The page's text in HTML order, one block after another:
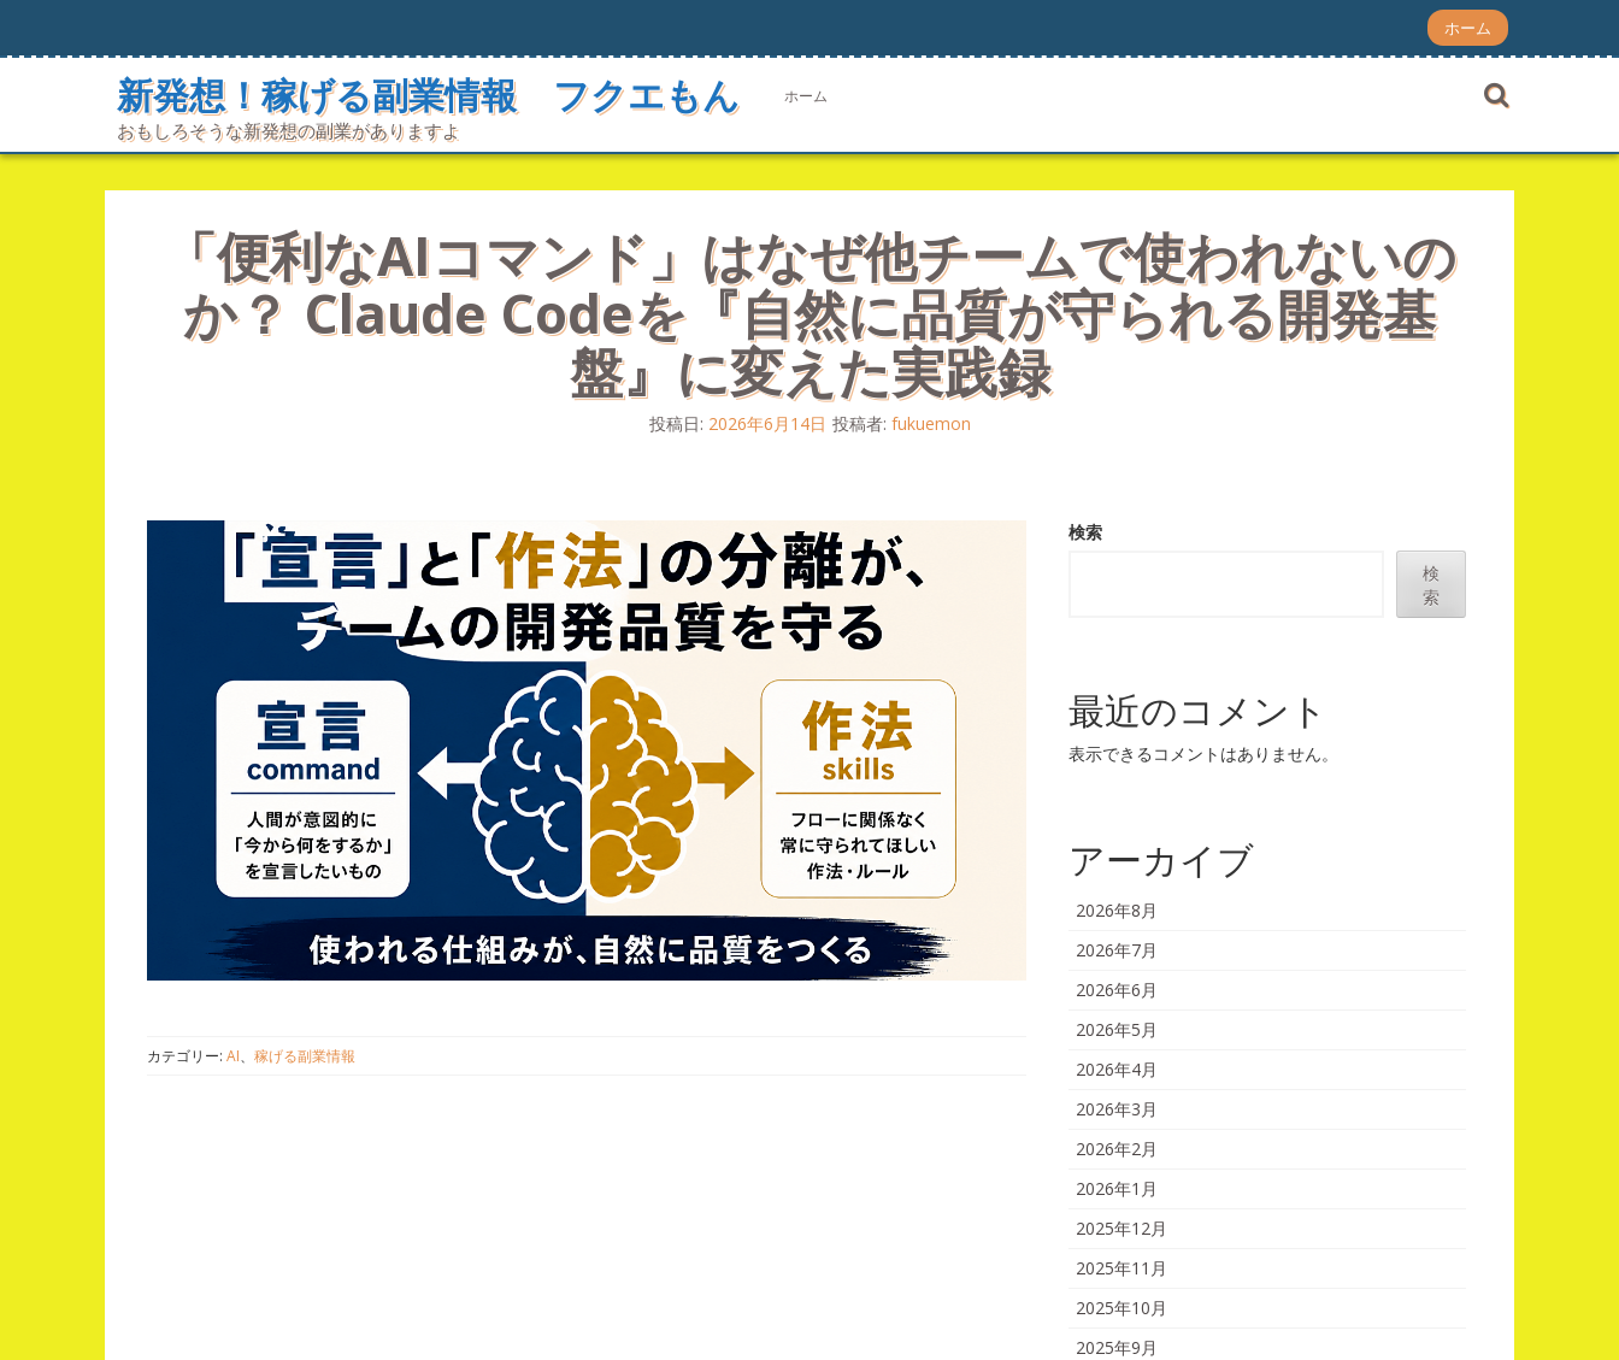
テ
ス
ホーム
新発想！稼げる副業情報 フクエもん
おもしろそうな新発想の副業がありますよ
ホーム
「便利なAIコマンド」はなぜ他チームで使われないの
か？ Claude Codeを『自然に品質が守られる開発基
盤』に変えた実践録
投稿日: 2026年6月14日 投稿者: fukuemon
カテゴリー: AI、 稼げる副業情報
検索
検
索
最近のコメント
表示できるコメントはありません。
アーカイブ
2026年8月
2026年7月
2026年6月
2026年5月
2026年4月
2026年3月
2026年2月
2026年1月
2025年12月
2025年11月
2025年10月
2025年9月